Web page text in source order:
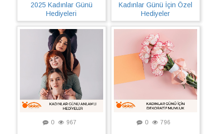
2025 Kadınlar Günü
Hediyeleri
Kadınlar Günü İçin Özel
Hediyeler
0 967 0 796